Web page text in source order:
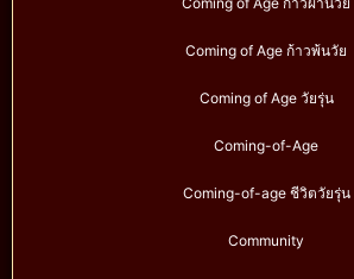
Coming of Age ก้าวพ้นวัย
Coming of Age วัยรุ่น
Coming-of-Age
Coming-of-age ชีวิตวัยรุ่น
Community